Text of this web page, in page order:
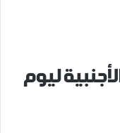
ليوم